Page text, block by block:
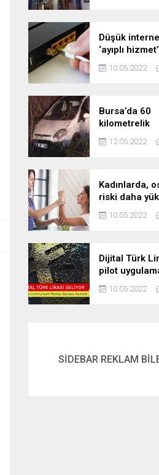
Düşük
‘ayıplı
10.05.2022
Bursa’da 60
kilometrelik
kovalamaca!
12.05.2022
Kadınlarda,
riski daha
10.05.2022
Dijital Türk
pilot
10.05.2022
SİDEBAR REKLAM